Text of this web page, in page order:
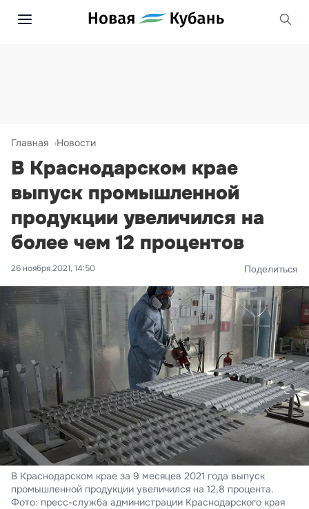
Главная Новости
В Краснодарском крае
выпуск промышленной
продукции увеличился на
более чем 12 процентов
26 ноября 2021, 14:50 Поделиться
В Краснодарском крае за 9 месяцев 2021 года выпуск
промышленной продукции увеличился на 12,8 процента.
Фото: пресс-служба администрации Краснодарского края